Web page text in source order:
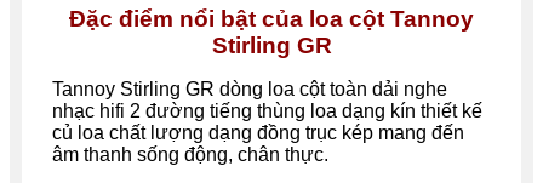
Đặc điểm nổi bật của loa cột Tannoy
Stirling GR
Tannoy Stirling GR dòng loa cột toàn dải nghe
nhạc hifi 2 đường tiếng thùng loa dạng kín thiết kế
củ loa chất lượng dạng đồng trục kép mang đến
âm thanh sống động, chân thực.